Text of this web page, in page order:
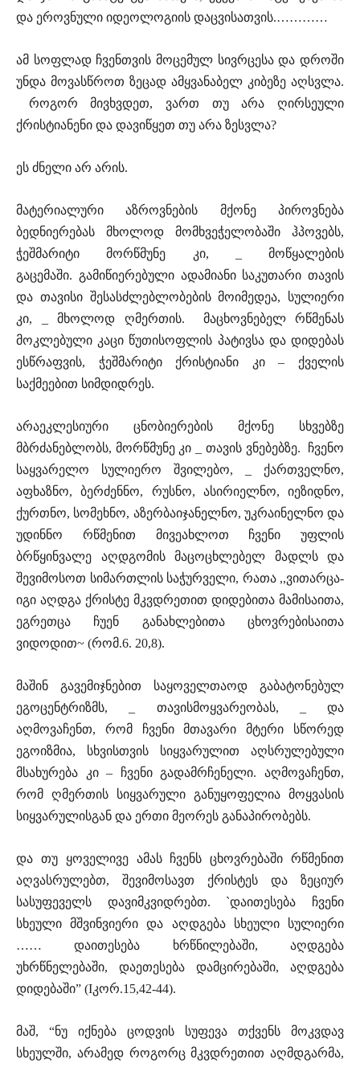
და ეროვნული იდეოლოგიის დაცვისათვის.…………
ამ სოფლად ჩვენთვის მოცემულ სივრცესა და დროში
უნდა მოვასწროთ ზეცად ამყვანაბელ კიბეზე აღსვლა.
როგორ მივხვდეთ, ვართ თუ არა ღირსეული
ქრისტიანენი და დავიწყეთ თუ არა ზესვლა?
ეს ძნელი არ არის.
მატერიალური აზროვნების მქონე პიროვნება
ბედნიერებას მხოლოდ მომხვეჭელობაში ჰპოვებს,
ჭეშმარიტი მორწმუნე კი, _ მოწყალების
გაცემაში. გამიწიერებული ადამიანი საკუთარი თავის
და თავისი შესასძლებლობების მოიმედეა, სულიერი
კი, _ მხოლოდ ღმერთის. მაცხოვნებელ რწმენას
მოკლებული კაცი წუთისოფლის პატივსა და დიდებას
ესწრაფვის, ჭეშმარიტი ქრისტიანი კი – ქველის
საქმეებით სიმდიდრეს.
არაეკლესიური ცნობიერების მქონე სხვებზე
მბრძანებლობს, მორწმუნე კი _ თავის ვნებებზე. ჩვენო
საყვარელო სულიერო შვილებო, _ ქართველნო,
აფხაზნო, ბერძენნო, რუსნო, ასირიელნო, იეზიდნო,
ქურთნო, სომეხნო, აზერბაიჯანელნო, უკრაინელნო და
უდინნო რწმენით მივეახლოთ ჩვენი უფლის
ბრწყინვალე აღდგომის მაცოცხლებელ მადლს და
შევიმოსოთ სიმართლის საჭურველი, რათა ,,ვითარცა-
იგი აღდგა ქრისტე მკვდრეთით დიდებითა მამისაითა,
ეგრეთცა ჩუენ განახლებითა ცხოვრებისაითა
ვიდოდით~ (რომ.6. 20,8).
მაშინ გავემიჯნებით საყოველთაოდ გაბატონებულ
ეგოცენტრიზმს, _ თავისმოყვარეობას, _ და
აღმოვაჩენთ, რომ ჩვენი მთავარი მტერი სწორედ
ეგოიზმია, სხვისთვის სიყვარულით აღსრულებული
მსახურება კი – ჩვენი გადამრჩენელი. აღმოვაჩენთ,
რომ ღმერთის სიყვარული განუყოფელია მოყვასის
სიყვარულისგან და ერთი მეორეს განაპირობებს.
და თუ ყოველივე ამას ჩვენს ცხოვრებაში რწმენით
აღვასრულებთ, შევიმოსავთ ქრისტეს და ზეციურ
სასუფეველს დავიმკვიდრებთ. `დაითესება ჩვენი
სხეული მშვინვიერი და აღდგება სხეული სულიერი
…… დაითესება ხრწნილებაში, აღდგება
უხრწნელებაში, დაეთესება დამცირებაში, აღდგება
დიდებაში” (Iკორ.15,42-44).
მაშ, “ნუ იქნება ცოდვის სუფევა თქვენს მოკვდავ
სხეულში, არამედ როგორც მკვდრეთით აღმდგარმა,